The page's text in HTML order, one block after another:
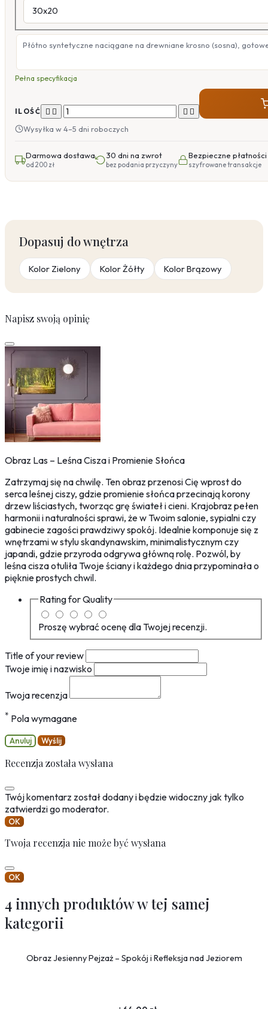
Płótno syntetyczne naciągane na drewniane krosno (sosna),
Pełna specyfikacja
ILOŚĆ    
Wysyłka w 4–5 dni roboczych
Darmowa dostawa
od 200 zł
30 dni na zwrot
bez podania przyczyny
Bezpieczne płatności
szyfrowane transakcje
Dopasuj do wnętrza
Kolor Zielony Kolor Żółty Kolor Brązowy
Napisz swoją opinię
Obraz Las – Leśna Cisza i Promienie Słońca
Zatrzymaj się na chwilę. Ten obraz przenosi Cię wprost do
serca leśnej ciszy, gdzie promienie słońca przecinają korony
drzew liściastych, tworząc grę świateł i cieni. Krajobraz pełen
harmonii i naturalności sprawi, że w Twoim salonie, sypialni czy
gabinecie zagości prawdziwy spokój. Idealnie komponuje się z
wnętrzami w stylu skandynawskim, minimalistycznym czy
japandi, gdzie przyroda odgrywa główną rolę. Pozwól, by
leśna cisza otuliła Twoje ściany i każdego dnia przypominała o
pięknie prostych chwil.
Rating forQuality
Proszę wybrać ocenę dla Twojej recenzji.
Title of your review
Twoje imię i nazwisko
Twoja recenzja
* Pola wymagane
Anuluj Wyślij
Recenzja została wysłana
Twój komentarz został dodany i będzie widoczny jak tylko
zatwierdzi go moderator.
OK
Twoja recenzja nie może być wysłana
OK
4 innych produktów w tej samej
kategorii
Obraz Jesienny Pejzaż – Spokój i Refleksja nad Jeziorem